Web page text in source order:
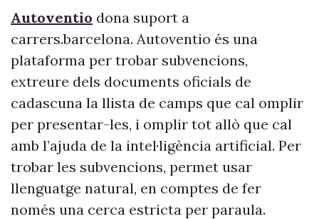
Autoventio dona suport a
carrers.barcelona. Autoventio és una
plataforma per trobar subvencions,
extreure dels documents oficials de
cadascuna la llista de camps que cal omplir
per presentar-les, i omplir tot allò que cal
amb l’ajuda de la intel·ligència artificial. Per
trobar les subvencions, permet usar
llenguatge natural, en comptes de fer
només una cerca estricta per paraula.